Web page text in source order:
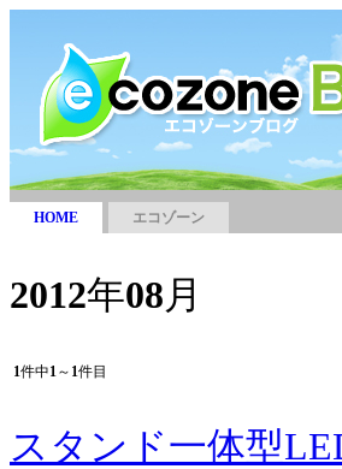
HOME エコゾーン
2012年08月
1件中1～ 1件目
スタンド一体型